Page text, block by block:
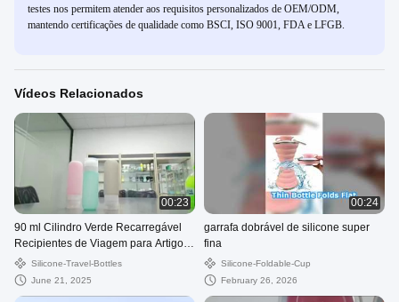
testes nos permitem atender aos requisitos personalizados de OEM/ODM,
mantendo certificações de qualidade como BSCI, ISO 9001, FDA e LFGB.
Vídeos Relacionados
00:23
90 ml Cilindro Verde Recarregável
Recipientes de Viagem para Artigos
de Higiene Pessoal Conjunto de
Frascos de Silicone para Viagem
Silicone-Travel-Bottles
June 21, 2025
00:24
garrafa dobrável de silicone super
fina
Silicone-Foldable-Cup
February 26, 2026